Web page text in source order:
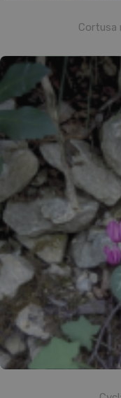
Cortusa